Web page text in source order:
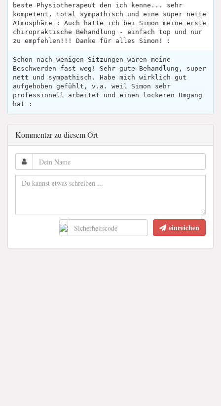
beste Physiotherapeut den ich kenne... sehr
kompetent, total sympathisch und eine super nette
Atmosphäre : Auch hatte ich bei Simon meine erste
chiropraktische Behandlung - einfach top und nur
zu empfehlen!!! Danke für alles Simon! :
Schon nach wenigen Sitzungen waren meine
Beschwerden fast weg! Sehr gute Behandlung, super
nett und sympathisch. Habe mich wirklich gut
aufgehoben gefühlt, v.a. weil Simon sehr
professionell arbeitet und einen lockeren Umgang
hat :
Kommentar zu diesem Ort
einreichen